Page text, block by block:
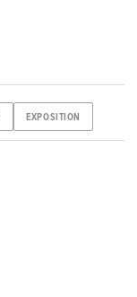
EXPOSITION